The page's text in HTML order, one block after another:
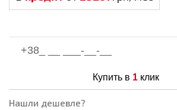
Купить в 1клик
Нашли дешевле?